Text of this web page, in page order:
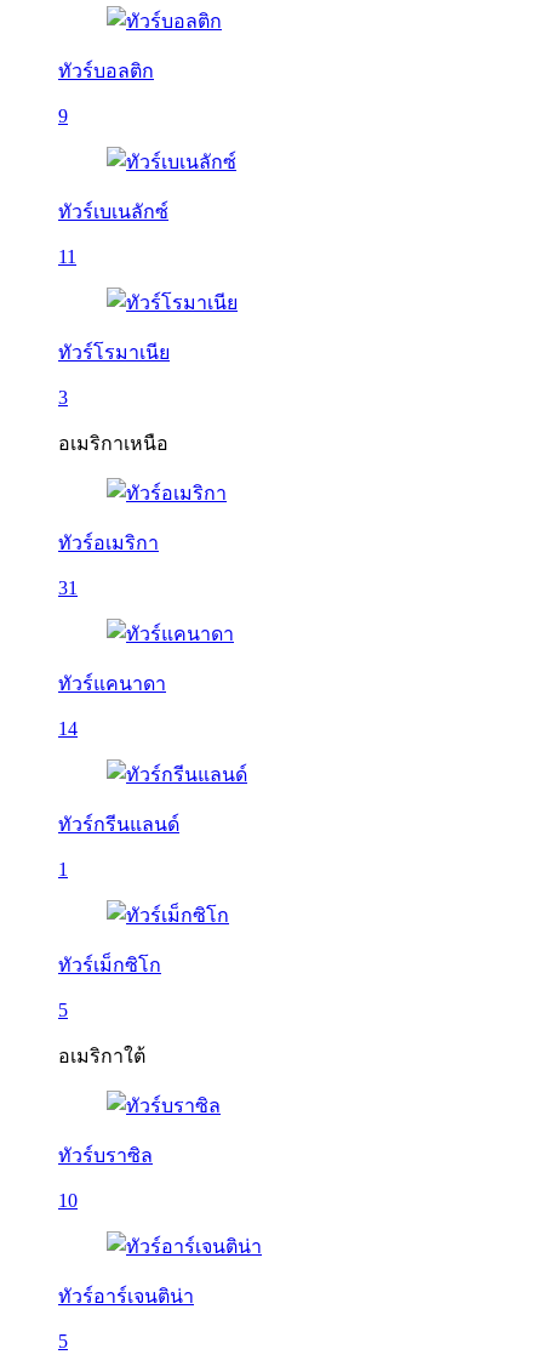
ทัวร์บอลติก
9
ทัวร์เบเนลักซ์
11
ทัวร์โรมาเนีย
3
อเมริกาเหนือ
ทัวร์อเมริกา
31
ทัวร์แคนาดา
14
ทัวร์กรีนแลนด์
1
ทัวร์เม็กซิโก
5
อเมริกาใต้
ทัวร์บราซิล
10
ทัวร์อาร์เจนติน่า
5